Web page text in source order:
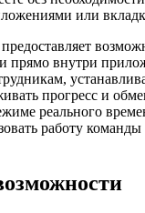
или
прямо внутри
прогресс и
реального
работу